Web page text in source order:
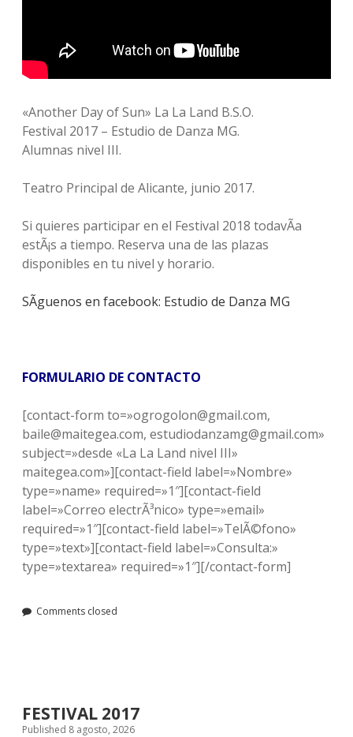
«Another Day of Sun» La La Land B.S.O.
Festival 2017 – Estudio de Danza MG.
Alumnas nivel III.
Teatro Principal de Alicante, junio 2017.
Si quieres participar en el Festival 2018 todavÃ­a
estÃ¡s a tiempo. Reserva una de las plazas
disponibles en tu nivel y horario.
SÃ­guenos en facebook: Estudio de Danza MG
FORMULARIO DE CONTACTO
[contact-form to=»ogrogolon@gmail.com,
baile@maitegea.com, estudiodanzamg@gmail.com»
subject=»desde «La La Land nivel III»
maitegea.com»][contact-field label=»Nombre»
type=»name» required=»1″][contact-field
label=»Correo electrÃ³nico» type=»email»
required=»1″][contact-field label=»TelÃ©fono»
type=»text»][contact-field label=»Consulta:»
type=»textarea» required=»1″][/contact-form]
Comments closed
FESTIVAL 2017
Published 8 agosto, 2026